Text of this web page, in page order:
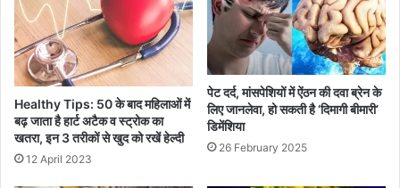
Healthy Tips: 50 के बाद महिलाओं में
बढ़ जाता है हार्ट अटैक व स्ट्रोक का
खतरा, इन 3 तरीकों से खुद को रखें हेल्दी
12 April 2023
पेट दर्द, मांसपेशियों में ऐंठन की दवा ब्रेन के
लिए जानलेवा, हो सकती है ‘दिमागी बीमारी’
डिमेंशिया
26 February 2025